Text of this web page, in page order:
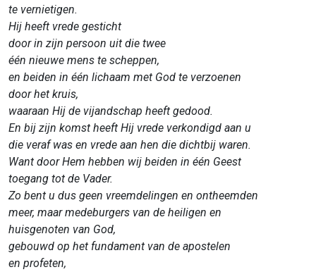
te vernietigen.
Hij heeft vrede gesticht
door in zijn persoon uit die twee
één nieuwe mens te scheppen,
en beiden in één lichaam met God te verzoenen
door het kruis,
waaraan Hij de vijandschap heeft gedood.
En bij zijn komst heeft Hij vrede verkondigd aan u
die veraf was en vrede aan hen die dichtbij waren.
Want door Hem hebben wij beiden in één Geest
toegang tot de Vader.
Zo bent u dus geen vreemdelingen en ontheemden
meer, maar medeburgers van de heiligen en
huisgenoten van God,
gebouwd op het fundament van de apostelen
en profeten,